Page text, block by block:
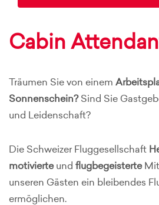
Cabin
Träumen Sie von einem
Sonnenschein?Sind Sie
und Leidenschaft?
Die Schweizer Fluggesellschaft
motivierteund flugbegeisterte
unseren Gästen ein bleibendes
ermöglichen.